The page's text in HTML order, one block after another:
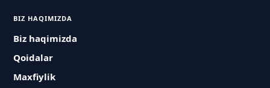
BIZ HAQIMIZDA
Biz haqimizda
Qoidalar
Maxfiylik